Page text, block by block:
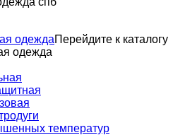
одеждаПерейдите к каталогу
одежда
температур